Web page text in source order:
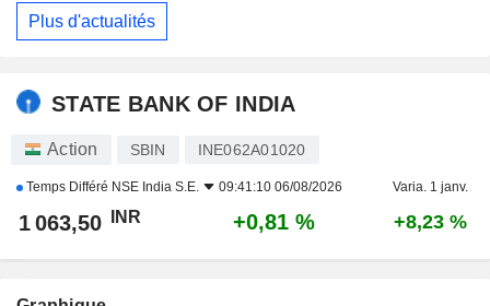
Plus d'actualités
STATE BANK OF INDIA
Action SBIN INE062A01020
Temps Différé NSE India S.E. 09:41:10 06/08/2026 Varia. 1 janv.
1 063,50 INR +0,81 % +8,23 %